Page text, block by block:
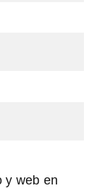
y web en